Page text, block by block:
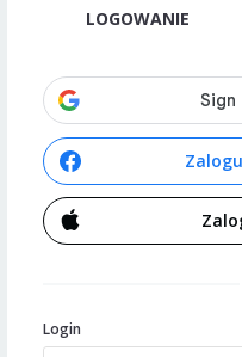
LOGOWANIE
Login